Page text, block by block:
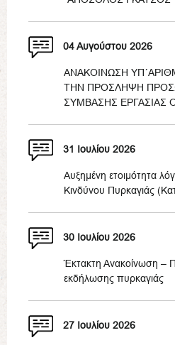
04 Αυγούστου 2026
ΑΝΑΚΟΙΝΩΣΗ
ΤΗΝ ΠΡΟΣΛΗΨΗ
ΣΥΜΒΑΣΗΣ ΕΡΓΑΣΙΑΣ
31 Ιουλίου 2026
Αυξημένη ετοιμότητα
Κινδύνου Πυρκαγιάς
30 Ιουλίου 2026
Έκτακτη Ανακοίνωση –
εκδήλωσης πυρκαγιάς
27 Ιουλίου 2026